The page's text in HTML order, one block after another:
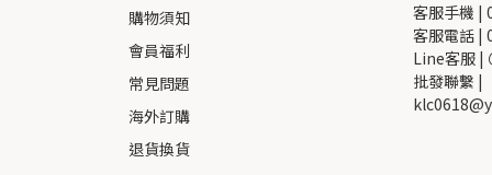
購物須知
會員福利
常見問題
海外訂購
退貨換貨
客服手機 |
客服電話 |
Line客服 |
批發聯繫 |